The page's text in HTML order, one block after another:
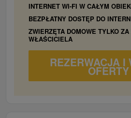
INTERNET WI-FI W CAŁYM
BEZPŁATNY DOSTĘP DO
ZWIERZĘTA DOMOWE TYLKO ZA
WŁAŚCICIELA
REZERWACJA I
OFERTY